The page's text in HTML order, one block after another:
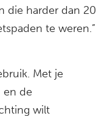
die harder dan 20
te weren.”
Met je
en de
wilt